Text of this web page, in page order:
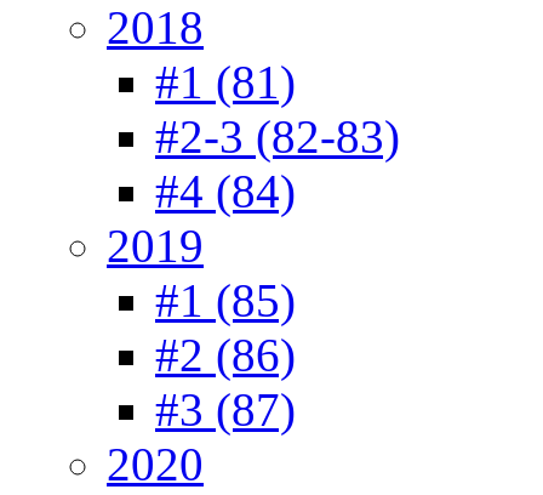
2018
#1 (81)
#2-3 (82-83)
#4 (84)
2019
#1 (85)
#2 (86)
#3 (87)
2020